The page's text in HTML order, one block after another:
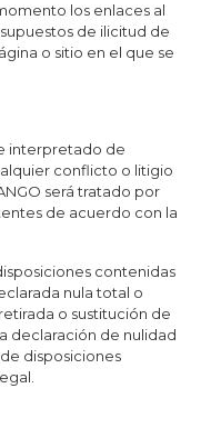
los enlaces al
de ilicitud de
o sitio en el que se
interpretado de
conflicto o litigio
será tratado por
de acuerdo con la
contenidas
nula total o
o sustitución de
declaración de nulidad
disposiciones